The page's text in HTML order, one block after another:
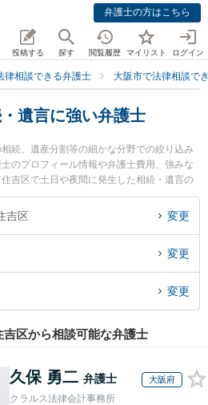
弁護士の方はこちら
投稿する 探す 閲覧履歴 マイリスト ログイン
律相談できる弁護士 大阪市で法律相談で
遺言に強い弁護士
続、遺産分割等の細かな分野での絞り込み
のプロフィール情報や弁護士費用、強みな
吉区で土日や夜間に発生した相続・遺言の
たい』『相続・遺言のトラブル解決の実績
『初回相談無料で相続・遺言を法律相談で
吉区 変更
変更
変更
区から相談可能な弁護士
久保 勇二 弁護士 大阪府
クラルス法律会計事務所